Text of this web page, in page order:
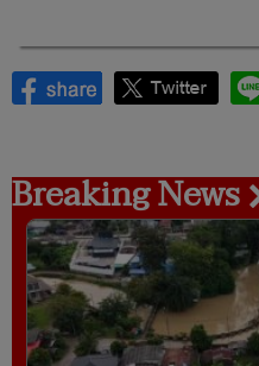
Breaking News